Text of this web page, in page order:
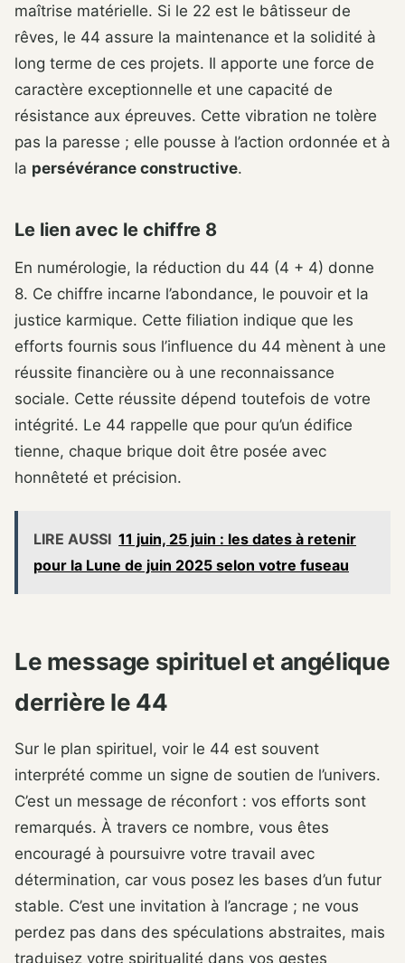
maîtrise matérielle. Si le 22 est le bâtisseur de
rêves, le 44 assure la maintenance et la solidité à
long terme de ces projets. Il apporte une force de
caractère exceptionnelle et une capacité de
résistance aux épreuves. Cette vibration ne tolère
pas la paresse ; elle pousse à l’action ordonnée et à
la persévérance constructive.
Le lien avec le chiffre 8
En numérologie, la réduction du 44 (4 + 4) donne
8. Ce chiffre incarne l’abondance, le pouvoir et la
justice karmique. Cette filiation indique que les
efforts fournis sous l’influence du 44 mènent à une
réussite financière ou à une reconnaissance
sociale. Cette réussite dépend toutefois de votre
intégrité. Le 44 rappelle que pour qu’un édifice
tienne, chaque brique doit être posée avec
honnêteté et précision.
LIRE AUSSI 11 juin, 25 juin : les dates à retenir
pour la Lune de juin 2025 selon votre fuseau
Le message spirituel et angélique
derrière le 44
Sur le plan spirituel, voir le 44 est souvent
interprété comme un signe de soutien de l’univers.
C’est un message de réconfort : vos efforts sont
remarqués. À travers ce nombre, vous êtes
encouragé à poursuivre votre travail avec
détermination, car vous posez les bases d’un futur
stable. C’est une invitation à l’ancrage ; ne vous
perdez pas dans des spéculations abstraites, mais
traduisez votre spiritualité dans vos gestes